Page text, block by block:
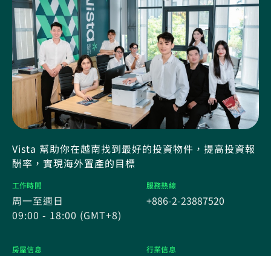
Vista 幫助你在越南找到最好的投資物件，提高投資報
酬率，實現海外置產的目標
工作時間
周一至週日
09:00 - 18:00 (GMT+8)
服務熱線
+886-2-23887520
房屋信息 行業信息